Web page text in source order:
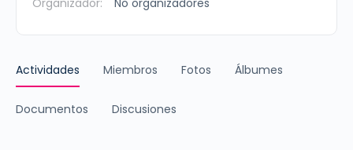
Organizador:
No organizadores
Actividades Miembros Fotos Álbumes
Documentos Discusiones